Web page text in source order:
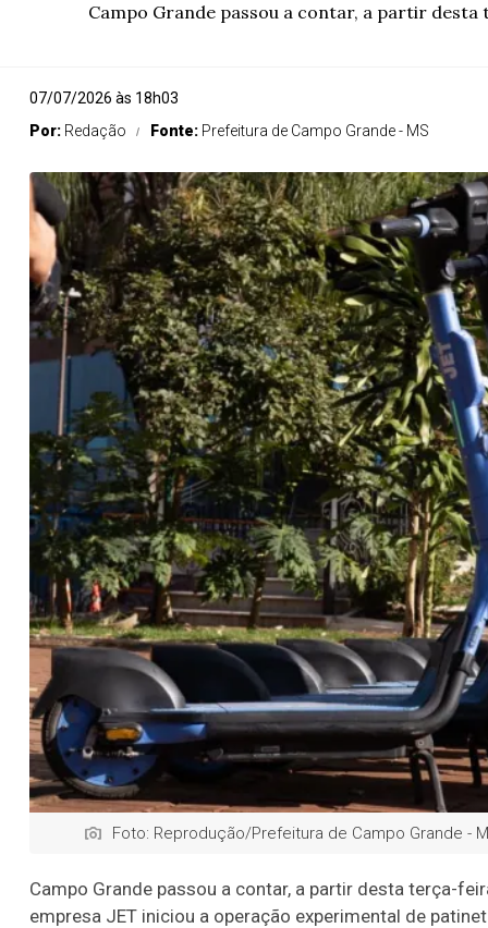
Campo Grande passou a contar, a partir
07/07/2026 às 18h03
Por: Redação Fonte: Prefeitura de Campo Grande - MS
Foto: Reprodução/Prefeitura de Campo Grande -
Campo Grande passou a contar, a partir desta terça-
empresa JET iniciou a operação experimental de